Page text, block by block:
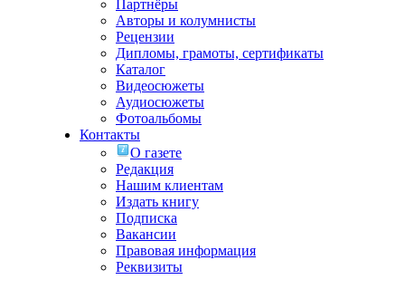
Партнёры
Авторы и колумнисты
Рецензии
Дипломы, грамоты, сертификаты
Каталог
Видеосюжеты
Аудиосюжеты
Фотоальбомы
Контакты
О газете
Редакция
Нашим клиентам
Издать книгу
Подписка
Вакансии
Правовая информация
Реквизиты